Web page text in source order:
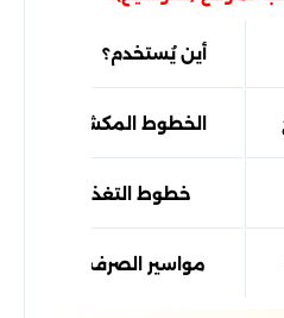
أين يُستخدم؟
الخطوط المكشوفة أعلى
خطوط التغذية من/إلى
مواسير الصرف داخل/